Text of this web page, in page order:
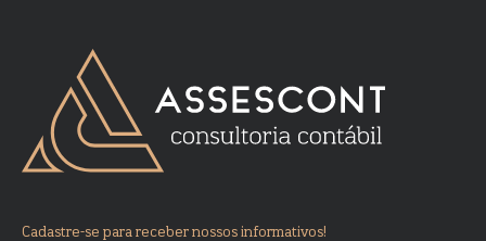
Cadastre-se para receber nossos informativos!